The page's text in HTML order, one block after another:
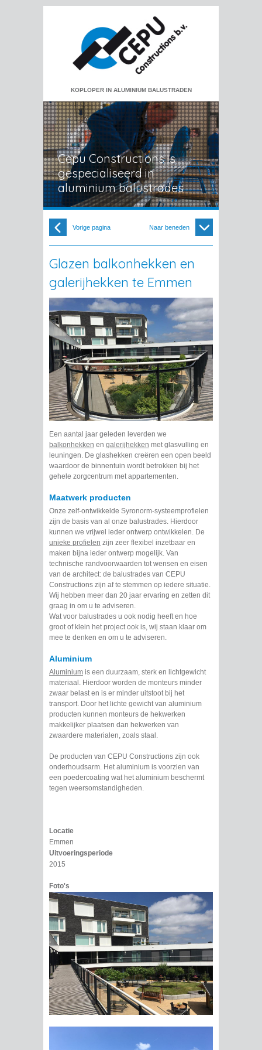
KOPLOPER IN ALUMINIUM BALUSTRADEN
Cepu Constructions is
gespecialiseerd in
aluminium balustrades
Naar beneden
Vorige pagina
Glazen balkonhekken en
galerijhekken te Emmen
Een aantal jaar geleden leverden we
balkonhekken en galerijhekken met glasvulling en
leuningen. De glashekken creëren een open beeld
waardoor de binnentuin wordt betrokken bij het
gehele zorgcentrum met appartementen.
Maatwerk producten
Onze zelf-ontwikkelde Syronorm-systeemprofielen
zijn de basis van al onze balustrades. Hierdoor
kunnen we vrijwel ieder ontwerp ontwikkelen. De
unieke profielen zijn zeer flexibel inzetbaar en
maken bijna ieder ontwerp mogelijk. Van
technische randvoorwaarden tot wensen en eisen
van de architect: de balustrades van CEPU
Constructions zijn af te stemmen op iedere situatie.
Wij hebben meer dan 20 jaar ervaring en zetten dit
graag in om u te adviseren.
Wat voor balustrades u ook nodig heeft en hoe
groot of klein het project ook is, wij staan klaar om
mee te denken en om u te adviseren.
Aluminium
Aluminium is een duurzaam, sterk en lichtgewicht
materiaal. Hierdoor worden de monteurs minder
zwaar belast en is er minder uitstoot bij het
transport. Door het lichte gewicht van aluminium
producten kunnen monteurs de hekwerken
makkelijker plaatsen dan hekwerken van
zwaardere materialen, zoals staal.
De producten van CEPU Constructions zijn ook
onderhoudsarm. Het aluminium is voorzien van
een poedercoating wat het aluminium beschermt
tegen weersomstandigheden.
Locatie
Emmen
Uitvoeringsperiode
2015
Foto's